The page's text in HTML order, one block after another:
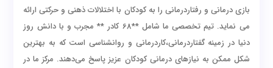
بازی درمانی و رفتاردرمانی را به کودکان با اختلالات ذهنی و حرکتی ارائه
می نماید. تیم تخصصی ما شامل **68 کادر ** مجرب و با دانش روز
دنیا در زمینه گفتاردرمانی،کاردرمانی و روانشناسی است که به بهترین
شکل ممکن به نیازهای درمانی کودکان عزیز پاسخ می‌دهند. مرکز ما در